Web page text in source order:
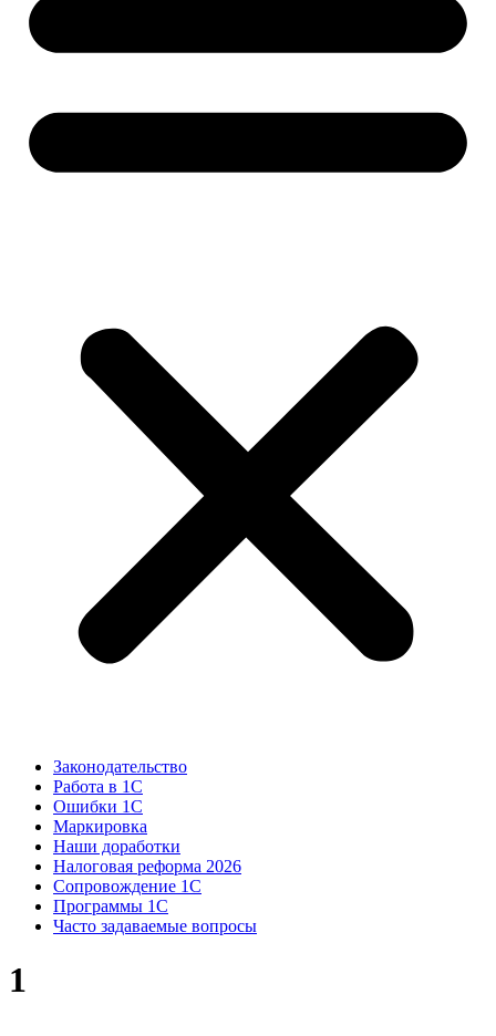
Законодательство
Работа в 1С
Ошибки 1С
Маркировка
Наши доработки
Налоговая реформа 2026
Сопровождение 1С
Программы 1С
Часто задаваемые вопросы
1